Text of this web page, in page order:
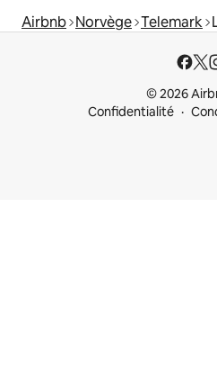
Airbnb Norvège Telemark
© 2026
Confidentialité